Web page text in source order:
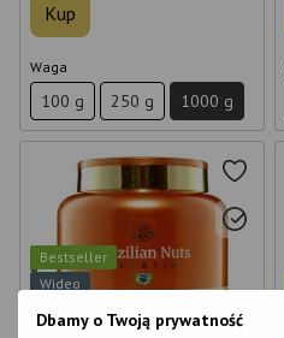
Dbamy o Twoją prywatność
Kup
Waga
100 g 250 g 1000 g
Bestseller
Wideo